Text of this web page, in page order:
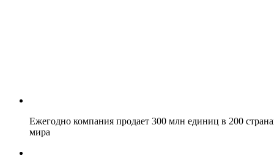
Ежегодно компания продает 300 млн единиц в 200
мира